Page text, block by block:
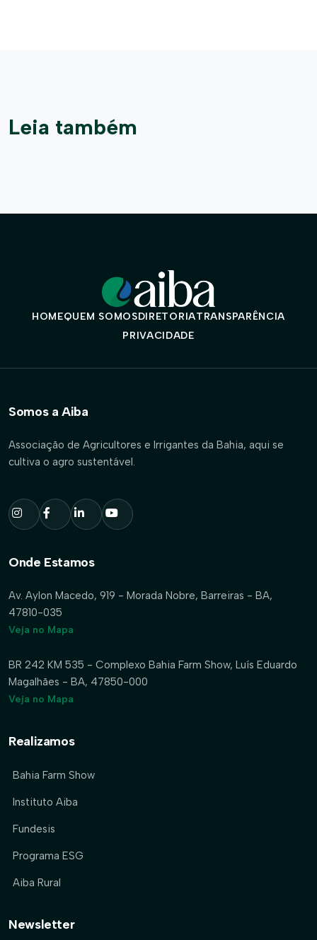
Leia também
HOMEQUEM SOMOSDIRETORIATRANSPARÊNCIA
PRIVACIDADE
Somos a Aiba
Associação de Agricultores e Irrigantes da Bahia, aqui se
cultiva o agro sustentável.
Onde Estamos
Av. Aylon Macedo, 919 - Morada Nobre, Barreiras - BA,
47810-035
Veja no Mapa
BR 242 KM 535 - Complexo Bahia Farm Show, Luís Eduardo
Magalhães - BA, 47850-000
Veja no Mapa
Realizamos
Bahia Farm Show
Instituto Aiba
Fundesis
Programa ESG
Aiba Rural
Newsletter